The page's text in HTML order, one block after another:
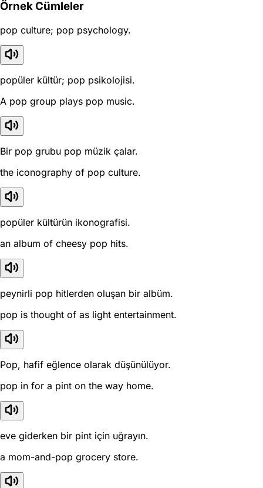
Örnek Cümleler
pop culture; pop psychology.
popüler kültür; pop psikolojisi.
A pop group plays pop music.
Bir pop grubu pop müzik çalar.
the iconography of pop culture.
popüler kültürün ikonografisi.
an album of cheesy pop hits.
peynirli pop hitlerden oluşan bir albüm.
pop is thought of as light entertainment.
Pop, hafif eğlence olarak düşünülüyor.
pop in for a pint on the way home.
eve giderken bir pint için uğrayın.
a mom-and-pop grocery store.